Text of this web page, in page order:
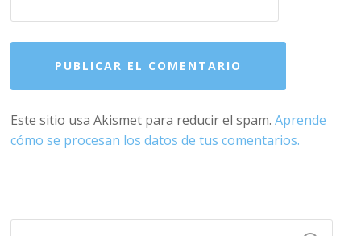
Este sitio usa Akismet para reducir el spam.Aprende
cómo se procesan los datos de tus comentarios.